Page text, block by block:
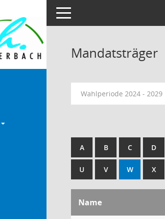
Toggle navigation
Mandatsträger
Wahlperiode 2024 - 2029
A B C D
U V W X
Name